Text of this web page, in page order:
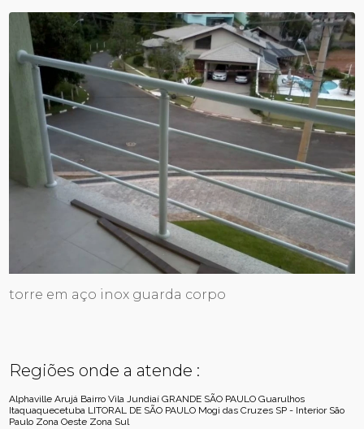
torre em aço inox guarda corpo
Regiões onde a atende :
Alphaville Arujá Bairro Vila Jundiaí GRANDE SÃO PAULO Guarulhos
Itaquaquecetuba LITORAL DE SÃO PAULO Mogi das Cruzes SP - Interior São
Paulo Zona Oeste Zona Sul